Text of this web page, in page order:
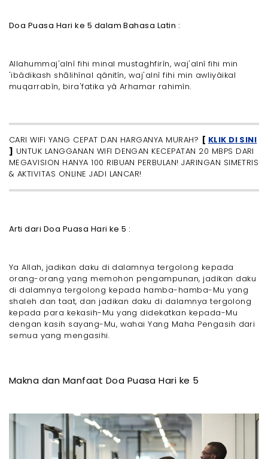
Doa Puasa Hari ke 5 dalam Bahasa Latin :
Allahummaj'alnî fihi minal mustaghfirîn, waj'alnî fihi min
'ibâdikash shālihînal qânitîn, waj'alnî fihi min awliyâikal
muqarrabîn, bira'fatika yâ Arhamar rahimîn.
CARI WIFI YANG CEPAT DAN HARGANYA MURAH? [ KLIK DI SINI
] UNTUK LANGGANAN WIFI DENGAN KECEPATAN 20 MBPS DARI
MEGAVISION HANYA 100 RIBUAN PERBULAN! JARINGAN SIMETRIS
& AKTIVITAS ONLINE JADI LANCAR!
Arti dari Doa Puasa Hari ke 5 :
Ya Allah, jadikan daku di dalamnya tergolong kepada
orang-orang yang memohon pengampunan, jadikan daku
di dalamnya tergolong kepada hamba-hamba-Mu yang
shaleh dan taat, dan jadikan daku di dalamnya tergolong
kepada para kekasih-Mu yang didekatkan kepada-Mu
dengan kasih sayang-Mu, wahai Yang Maha Pengasih dari
semua yang mengasihi.
Makna dan Manfaat Doa Puasa Hari ke 5